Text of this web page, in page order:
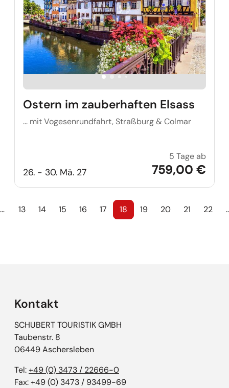
Ostern im zauberhaften Elsass
... mit Vogesenrundfahrt, Straßburg & Colmar
26. - 30. Mä. 27
5 Tage ab
759,00 €
… 13 14 15 16 17 18 19 20 21 22
Kontakt
SCHUBERT TOURISTIK GMBH
Taubenstr. 8
06449 Aschersleben
Tel:+49 (0) 3473 / 22666-0
Fax: +49 (0) 3473 / 93499-69